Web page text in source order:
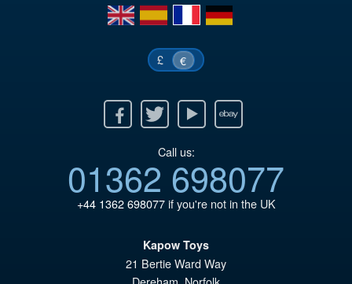
en
es fr de
£ €
Twitter Youtube Ebay
Call us:
01362 698077
+44 1362 698077if you're not in the UK
Kapow Toys
21 Bertie Ward Way